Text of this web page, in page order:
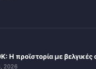
Η προϊστορία με βελγικές
2026